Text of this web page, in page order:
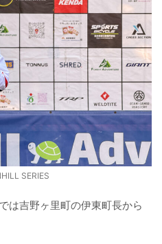
SERIES
は吉野ヶ里町の伊東町長から